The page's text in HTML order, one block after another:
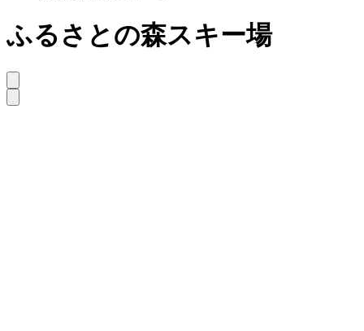
ふるさとの森スキー場